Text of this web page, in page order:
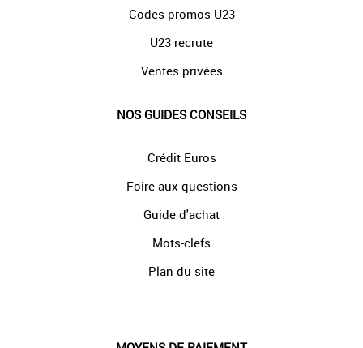
Codes promos U23
U23 recrute
Ventes privées
NOS GUIDES CONSEILS
Crédit Euros
Foire aux questions
Guide d'achat
Mots-clefs
Plan du site